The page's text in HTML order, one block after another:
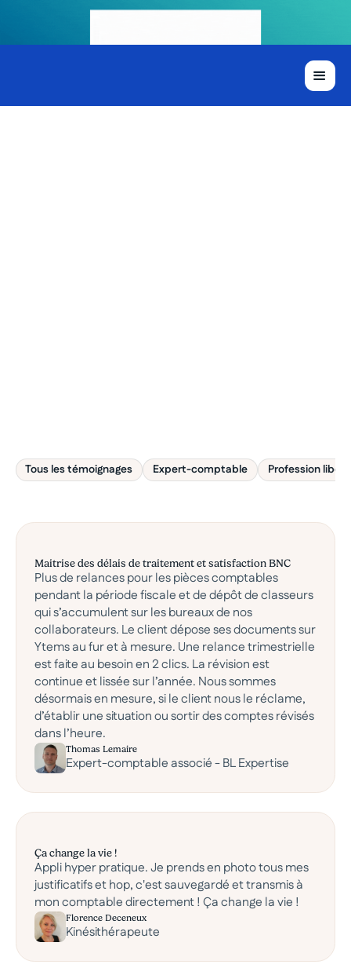
Tous les témoignages Expert-comptable Profession
Maitrise des délais de traitement et satisfaction BNC
Plus de relances pour les pièces comptables
pendant la période fiscale et de dépôt de classeurs
qui s’accumulent sur les bureaux de nos
collaborateurs. Le client dépose ses documents sur
Ytems au fur et à mesure. Une relance trimestrielle
est faite au besoin en 2 clics. La révision est
continue et lissée sur l’année. Nous sommes
désormais en mesure, si le client nous le réclame,
d’établir une situation ou sortir des comptes révisés
dans l’heure.
Thomas Lemaire
Expert-comptable associé - BL Expertise
Ça change la vie !
Appli hyper pratique. Je prends en photo tous mes
justificatifs et hop, c'est sauvegardé et transmis à
mon comptable directement ! Ça change la vie !
Florence Deceneux
Kinésithérapeute